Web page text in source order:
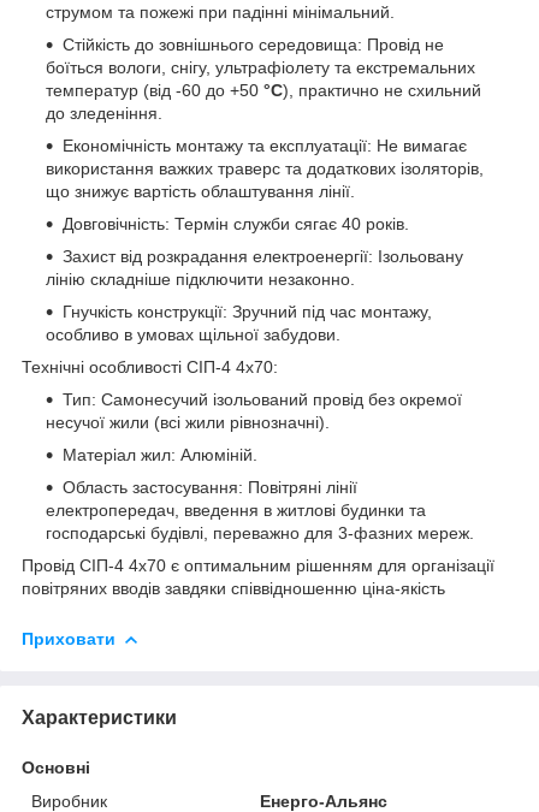
струмом та пожежі при падінні мінімальний.
Стійкість до зовнішнього середовища: Провід не
боїться вологи, снігу, ультрафіолету та екстремальних
температур (від -60 до +50 °C), практично не схильний
до зледеніння.
Економічність монтажу та експлуатації: Не вимагає
використання важких траверс та додаткових ізоляторів,
що знижує вартість облаштування лінії.
Довговічність: Термін служби сягає 40 років.
Захист від розкрадання електроенергії: Ізольовану
лінію складніше підключити незаконно.
Гнучкість конструкції: Зручний під час монтажу,
особливо в умовах щільної забудови.
Технічні особливості СІП-4 4х70:
Тип: Самонесучий ізольований провід без окремої
несучої жили (всі жили рівнозначні).
Матеріал жил: Алюміній.
Область застосування: Повітряні лінії
електропередач, введення в житлові будинки та
господарські будівлі, переважно для 3-фазних мереж.
Провід СІП-4 4х70 є оптимальним рішенням для організації
повітряних вводів завдяки співвідношенню ціна-якість
Приховати
Характеристики
Основні
Виробник
Енерго-Альянс